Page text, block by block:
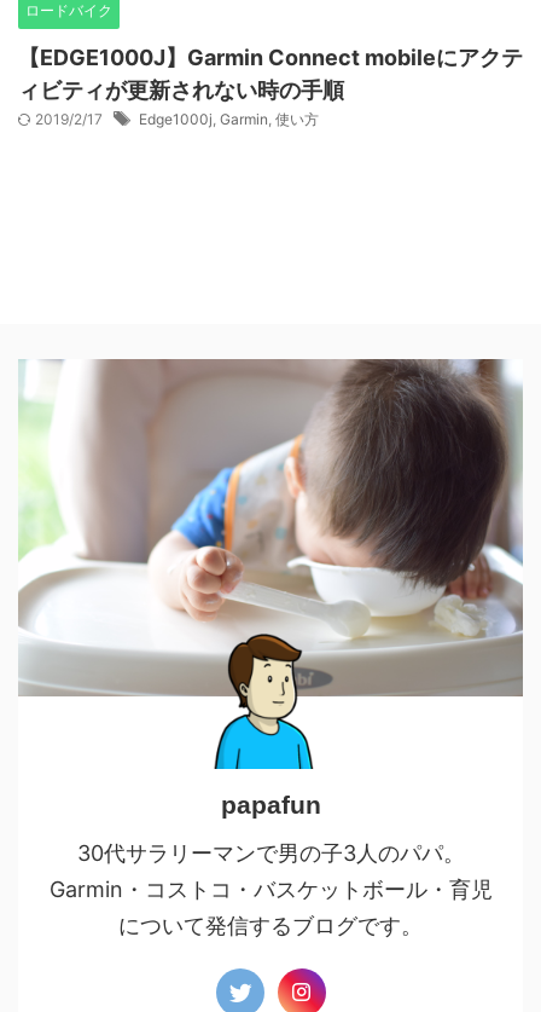
ロードバイク
【EDGE1000J】Garmin Connect mobileにアクテ
ィビティが更新されない時の手順
2019/2/17 Edge1000j, Garmin, 使い方
papafun
30代サラリーマンで男の子3人のパパ。
Garmin・コストコ・バスケットボール・育児
について発信するブログです。